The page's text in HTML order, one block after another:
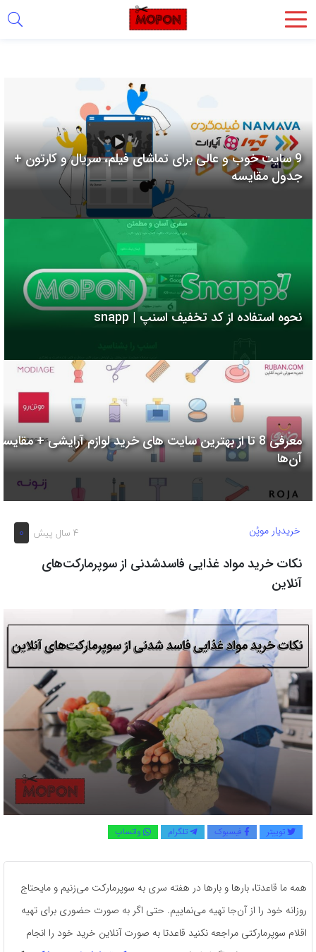
اشتراک
از
روش‌های
زیر
می‌توانید
صفحه
دوستان
خود
به
بگذارید.
لینک
9 سایت خوب و عالی برای تماشای فیلم، سریال و کارتون +
جدول مقایسه
نحوه استفاده از کد تخفیف اسنپ | snapp
معرفی 8 تا از بهترین سایت های خرید لوازم آرایشی +
آن‌ها
4 سال پیش 0 خریدیار موپُن
نکات خرید مواد غذایی فاسدشدنی از سوپرمارکت‌های
آنلاین
توییتر فیسبوک تلگرام واتساپ
همه ما قاعدتا، بارها و بارها در هفته سری به سوپرمارکت می‌زنیم و مایحتاج
روزانه خود را از آن‌جا تهیه می‌نماییم. حتی اگر به صورت حضوری برای تهیه
اقلام سوپرمارکتی مراجعه نکنید قاعدتا به صورت آنلاین خرید خود را انجام